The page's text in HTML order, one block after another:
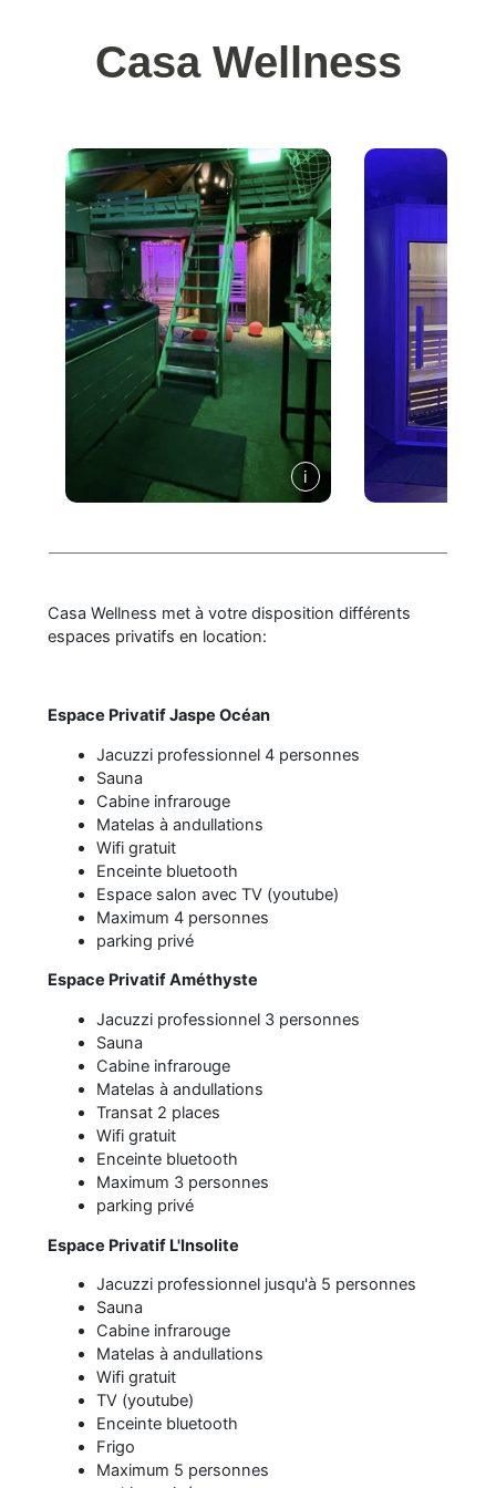
Casa Wellness
Casa Wellness met à votre disposition différents
espaces privatifs en location:
Espace Privatif Jaspe Océan
Jacuzzi professionnel 4 personnes
Sauna
Cabine infrarouge
Matelas à andullations
Wifi gratuit
Enceinte bluetooth
Espace salon avec TV (youtube)
Maximum 4 personnes
parking privé
Espace Privatif Améthyste
Jacuzzi professionnel 3 personnes
Sauna
Cabine infrarouge
Matelas à andullations
Transat 2 places
Wifi gratuit
Enceinte bluetooth
Maximum 3 personnes
parking privé
Espace Privatif L'Insolite
Jacuzzi professionnel jusqu'à 5 personnes
Sauna
Cabine infrarouge
Matelas à andullations
Wifi gratuit
TV (youtube)
Enceinte bluetooth
Frigo
Maximum 5 personnes